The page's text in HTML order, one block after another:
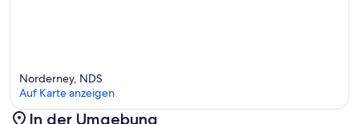
Norderney, NDS
Auf Karte anzeigen
In der Umgebung